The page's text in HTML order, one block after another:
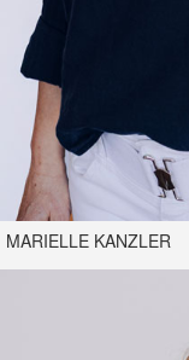
MARIELLE KANZLER